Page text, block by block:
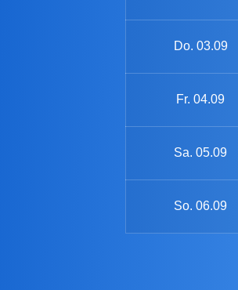
Do. 03.09
Fr. 04.09
Sa. 05.09
So. 06.09